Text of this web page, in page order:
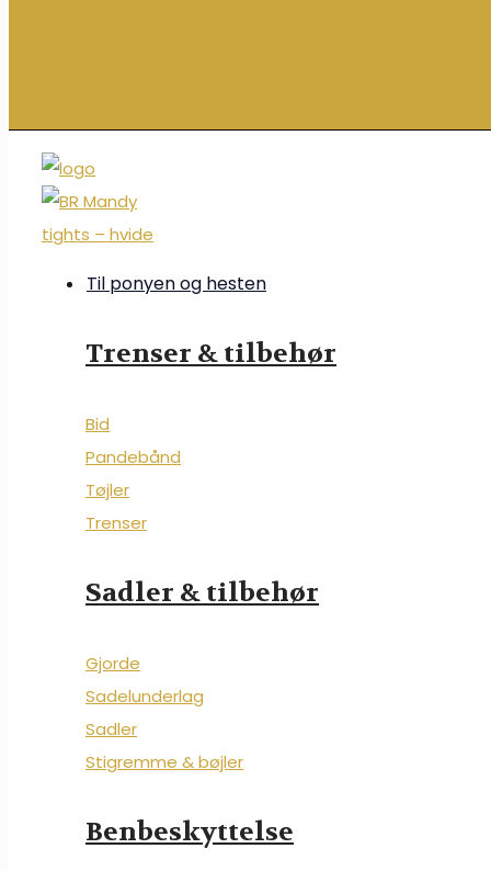
Til ponyen og hesten
Trenser & tilbehør
Bid
Pandebånd
Tøjler
Trenser
Sadler & tilbehør
Gjorde
Sadelunderlag
Sadler
Stigremme & bøjler
Benbeskyttelse